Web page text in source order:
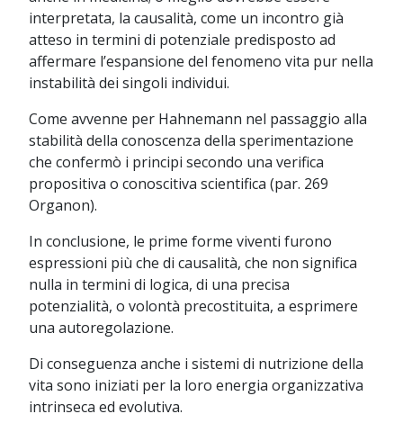
interpretata, la causalità, come un incontro già
atteso in termini di potenziale predisposto ad
affermare l’espansione del fenomeno vita pur nella
instabilità dei singoli individui.
Come avvenne per Hahnemann nel passaggio alla
stabilità della conoscenza della sperimentazione
che confermò i principi secondo una verifica
propositiva o conoscitiva scientifica (par. 269
Organon).
In conclusione, le prime forme viventi furono
espressioni più che di causalità, che non significa
nulla in termini di logica, di una precisa
potenzialità, o volontà precostituita, a esprimere
una autoregolazione.
Di conseguenza anche i sistemi di nutrizione della
vita sono iniziati per la loro energia organizzativa
intrinseca ed evolutiva.